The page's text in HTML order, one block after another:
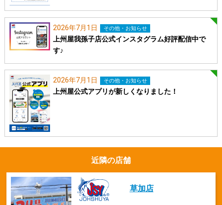
2026年7月1日 その他・お知らせ
上州屋我孫子店公式インスタグラム好評配信中で
す♪
2026年7月1日 その他・お知らせ
上州屋公式アプリが新しくなりました！
近隣の店舗
草加店